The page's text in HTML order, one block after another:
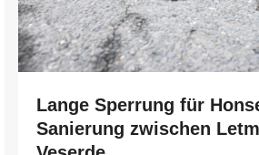
Lange Sperrung für
Sanierung zwischen